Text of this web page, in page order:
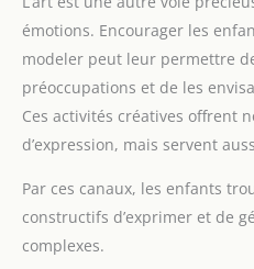
émotions. Encourager les
modeler peut leur permettre
préoccupations et de les
Ces activités créatives offrent
d’expression, mais servent
Par ces canaux, les enfants
constructifs d’exprimer et de
complexes.